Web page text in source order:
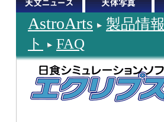
AstroArts 製品情報
ト
FAQ